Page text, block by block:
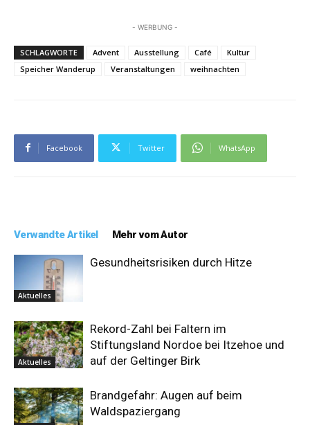
- WERBUNG -
SCHLAGWORTE Advent Ausstellung Café
Kultur
Speicher Wanderup
Veranstaltungen weihnachten
Facebook Twitter WhatsApp
Verwandte Artikel Mehr vom Autor
Aktuelles
Gesundheitsrisiken durch Hitze
Aktuelles
Rekord-Zahl bei Faltern im
Stiftungsland Nordoe bei Itzehoe und
auf der Geltinger Birk
Brandgefahr: Augen auf beim
Waldspaziergang